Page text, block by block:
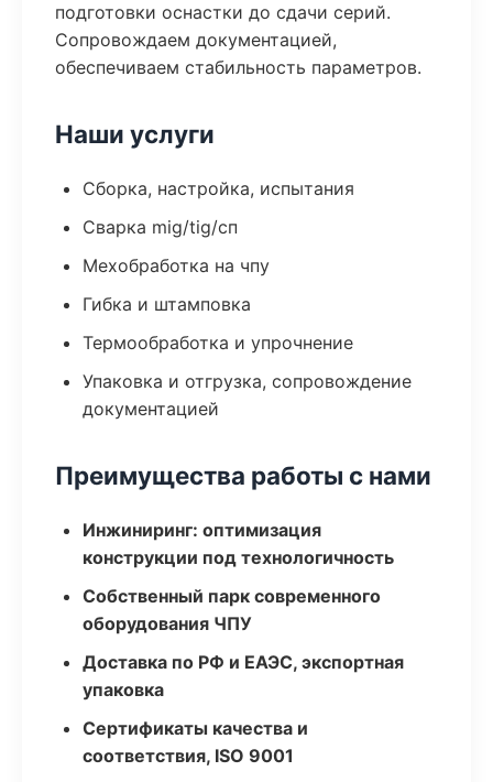
подготовки оснастки до сдачи серий.
Сопровождаем документацией,
обеспечиваем стабильность параметров.
Наши услуги
Сборка, настройка, испытания
Сварка mig/tig/сп
Мехобработка на чпу
Гибка и штамповка
Термообработка и упрочнение
Упаковка и отгрузка, сопровождение
документацией
Преимущества работы с нами
Инжиниринг: оптимизация
конструкции под технологичность
Собственный парк современного
оборудования ЧПУ
Доставка по РФ и ЕАЭС, экспортная
упаковка
Сертификаты качества и
соответствия, ISO 9001